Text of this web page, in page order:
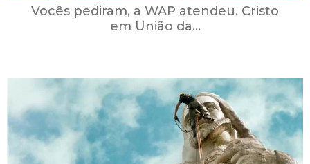
Vocês pediram, a WAP atendeu. Cristo
em União da...